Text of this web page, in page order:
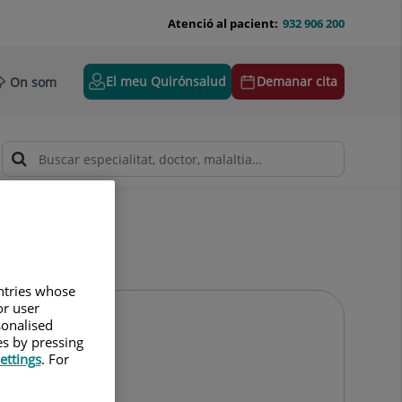
932 906 200
Atenció al pacient:
On som El meu Quirónsalud Demanar cita
whose
user
by pressing
. For